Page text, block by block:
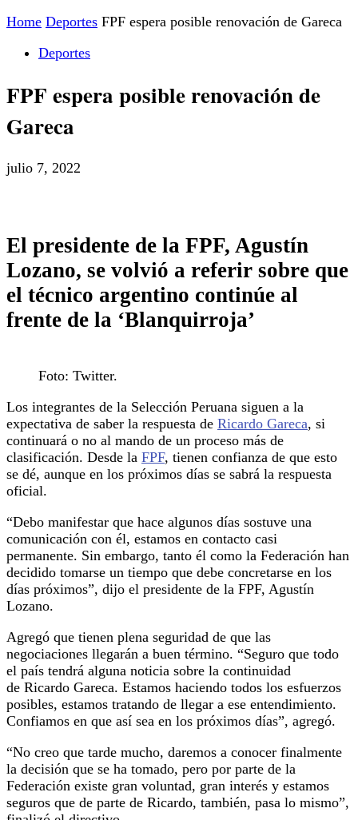
Home Deportes FPF espera posible renovación de Gareca
Deportes
FPF espera posible renovación de
Gareca
julio 7, 2022
El presidente de la FPF, Agustín
Lozano, se volvió a referir sobre que
el técnico argentino continúe al
frente de la ‘Blanquirroja’
Foto: Twitter.
Los integrantes de la Selección Peruana siguen a la
expectativa de saber la respuesta de Ricardo Gareca, si
continuará o no al mando de un proceso más de
clasificación. Desde la FPF, tienen confianza de que esto
se dé, aunque en los próximos días se sabrá la respuesta
oficial.
“Debo manifestar que hace algunos días sostuve una
comunicación con él, estamos en contacto casi
permanente. Sin embargo, tanto él como la Federación han
decidido tomarse un tiempo que debe concretarse en los
días próximos”, dijo el presidente de la FPF, Agustín
Lozano.
Agregó que tienen plena seguridad de que las
negociaciones llegarán a buen término. “Seguro que todo
el país tendrá alguna noticia sobre la continuidad
de Ricardo Gareca. Estamos haciendo todos los esfuerzos
posibles, estamos tratando de llegar a ese entendimiento.
Confiamos en que así sea en los próximos días”, agregó.
“No creo que tarde mucho, daremos a conocer finalmente
la decisión que se ha tomado, pero por parte de la
Federación existe gran voluntad, gran interés y estamos
seguros que de parte de Ricardo, también, pasa lo mismo”,